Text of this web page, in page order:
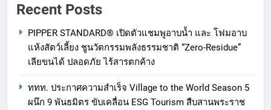
Recent Posts
PIPPER STANDARD® เปิดตัวแชมพูอาบน้ำ และ โฟมอาบ
แห้งสัตว์เลี้ยง ชูนวัตกรรมพลังธรรมชาติ “Zero-Residue”
เลียขนได้ ปลอดภัย ไร้สารตกค้าง
ททท. ประกาศความสำเร็จ Village to the World Season 5
ผนึก 9 พันธมิตร ขับเคลื่อน ESG Tourism สืบสานพระราช